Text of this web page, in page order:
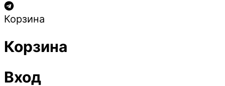
Корзина
Корзина
Вход